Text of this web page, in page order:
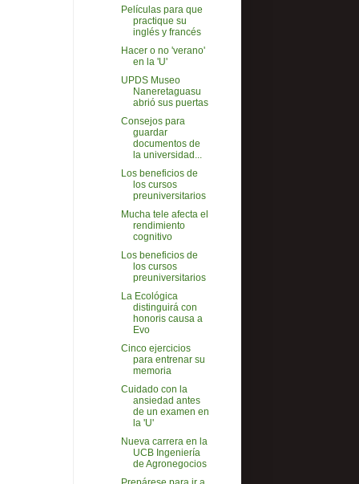
Películas para que
practique su
inglés y francés
Hacer o no 'verano'
en la 'U'
UPDS Museo
Naneretaguasu
abrió sus puertas
Consejos para
guardar
documentos de
la universidad...
Los beneficios de
los cursos
preuniversitarios
Mucha tele afecta el
rendimiento
cognitivo
Los beneficios de
los cursos
preuniversitarios
La Ecológica
distinguirá con
honoris causa a
Evo
Cinco ejercicios
para entrenar su
memoria
Cuidado con la
ansiedad antes
de un examen en
la 'U'
Nueva carrera en la
UCB Ingeniería
de Agronegocios